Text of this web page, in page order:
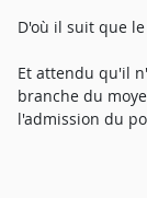
D'où il suit que
Et attendu qu'il
branche du
l'admission du